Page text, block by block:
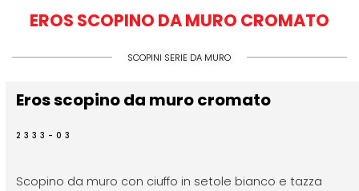
EROS SCOPINO DA MURO CROMATO
SCOPINI SERIE DA MURO
Eros scopino da muro cromato
2333-03
Scopino da muro con ciuffo in setole bianco e tazza